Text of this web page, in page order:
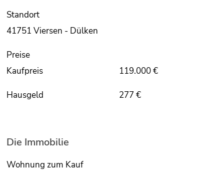
Standort
41751 Viersen - Dülken
Preise
Kaufpreis
119.000 €
Hausgeld 277 €
Die Immobilie
Wohnung zum Kauf